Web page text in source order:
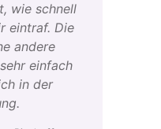
wie schnell
eintraf. Die
andere
einfach
in der